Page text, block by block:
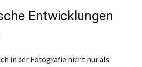
Entwicklungen
in der Fotografie nicht nur als